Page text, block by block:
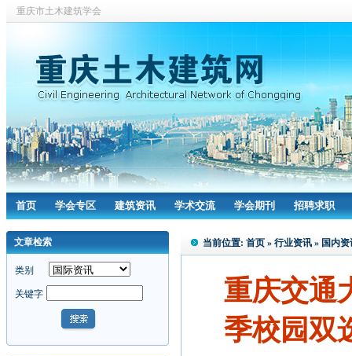
重庆市土木建筑学会
首页 学会专区 建筑资讯 学术交流 学会期刊 招聘求职
文章检索
类别
关键字
当前位置: 首页 » 行业资讯 » 国内资
重庆交通
季校园双